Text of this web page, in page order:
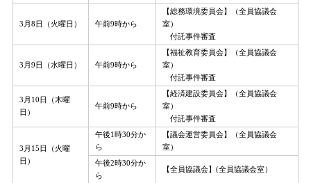
3月8日（火曜日） 午前9時から
【総務環境委員会】（全員協議会
室）
付託事件審査
3月9日（水曜日） 午前9時から
【福祉教育委員会】（全員協議会
室）
付託事件審査
3月10日（木曜
日）
午前9時から
【経済建設委員会】（全員協議会
室）
付託事件審査
3月15日（火曜
日）
午後1時30分か
ら
【議会運営委員会】（全員協議会
室）
午後2時30分か
ら
【全員協議会】(全員協議会室）